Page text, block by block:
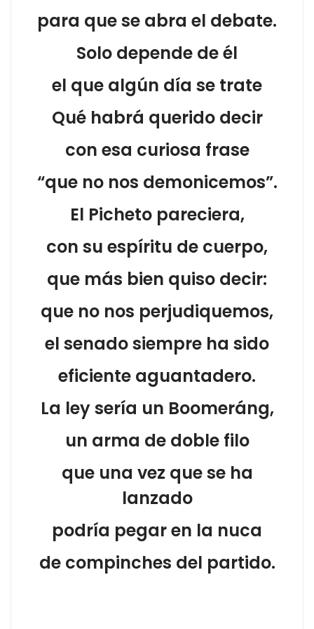
para que se abra el debate.
Solo depende de él
el que algún día se trate
Qué habrá querido decir
con esa curiosa frase
“que no nos demonicemos”.
El Picheto pareciera,
con su espíritu de cuerpo,
que más bien quiso decir:
que no nos perjudiquemos,
el senado siempre ha sido
eficiente aguantadero.
La ley sería un Boomeráng,
un arma de doble filo
que una vez que se ha
lanzado
podría pegar en la nuca
de compinches del partido.